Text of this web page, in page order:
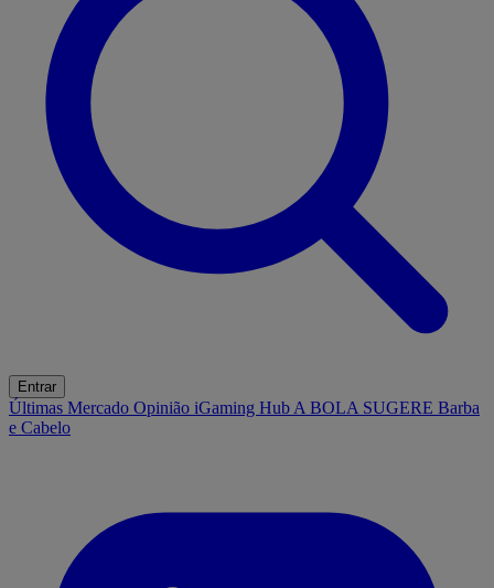
Entrar
Últimas Mercado Opinião iGaming Hub A BOLA SUGERE Barba
e Cabelo